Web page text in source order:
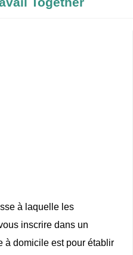
à laquelle les
inscrire dans un
à domicile est pour établir